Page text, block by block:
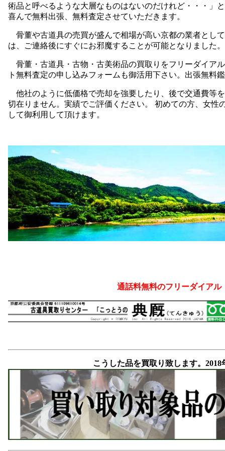
術品と呼べるような大層なものはないのだけれど・・・」
喜んで無料出張、無料査定させていただきます。
骨董や古道具の売買が盛んで相場が高い京都の業者とし
は、ご連絡後にすぐにお邪魔することが可能となりました。
骨董・古道具・古物・古美術品の買取りをフリーダイア
ト無料査定の申し込みフォームも御活用下さい。出張無料
他社のように低価格で売却を強要したり、後で交通費等
切在りません。実績でご評価ください。 初めての方、女性
して御利用して頂けます。
通話料無料のフリーダイアル
こうした品を買取り致します。2018